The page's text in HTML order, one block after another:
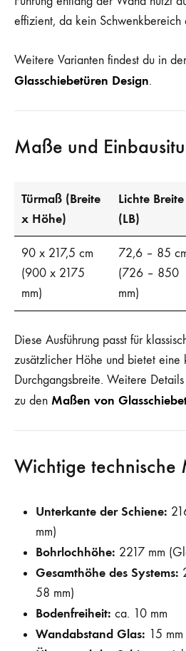
effizient, da kein Schwenkbereich
Weitere Varianten findest du in
Glasschiebetüren Design.
Maße und
Türmaß (Breite
x Höhe)
Lichte Breite
(LB)
90 x 217,5 cm
(900 x 2175
mm)
72,6 – 85
(726 – 850
mm)
Diese Ausführung passt für
zusätzlicher Höhe und bietet eine
Durchgangsbreite. Weitere
zu den Maßen von
Wichtige technische
Unterkante der Schiene:
mm)
Bohrlochhöhe: 2217 mm
Gesamthöhe des Systems:
58 mm)
Bodenfreiheit: ca. 10 mm
Wandabstand Glas: 15 mm